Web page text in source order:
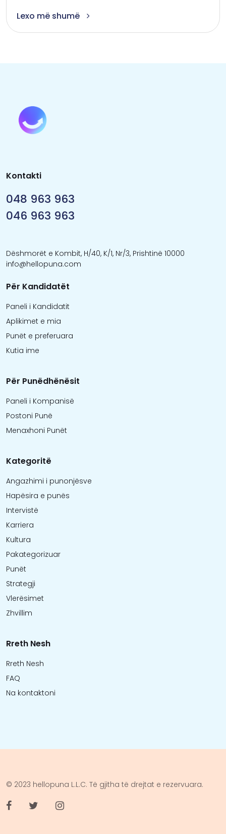
Lexo më shumë
Kontakti
048 963 963
046 963 963
Dëshmorët e Kombit, H/40, K/1, Nr/3, Prishtinë 10000
info@hellopuna.com
Për Kandidatët
Paneli i Kandidatit
Aplikimet e mia
Punët e preferuara
Kutia ime
Për Punëdhënësit
Paneli i Kompanisë
Postoni Punë
Menaxhoni Punët
Kategoritë
Angazhimi i punonjësve
Hapësira e punës
Intervistë
Karriera
Kultura
Pakategorizuar
Punët
Strategji
Vlerësimet
Zhvillim
Rreth Nesh
Rreth Nesh
FAQ
Na kontaktoni
© 2023 hellopuna L.L.C. Të gjitha të drejtat e rezervuara.